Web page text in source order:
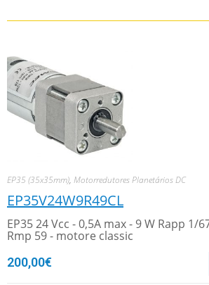
EP35 (35x35mm), Motorredutores Planetários DC
EP35V24W9R49CL
EP35 24 Vcc - 0,5A max - 9 W Rapp 1/
Rmp 59 - motore classic
200,00€